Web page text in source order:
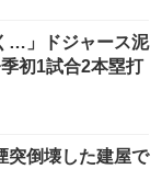
…」ドジャース泥
初1試合2本塁打
倒壊した建屋で